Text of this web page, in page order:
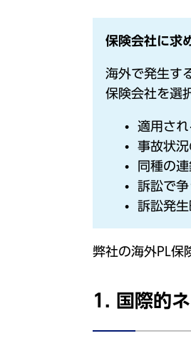
保険会社に求
海外で発生す
保険会社を選
適用さ
事故状
同種の
訴訟で
訴訟発
弊社の海外PL保
1. 国際的